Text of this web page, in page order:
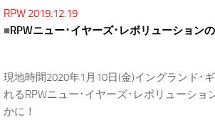
RPW 2019.12.19
■RPWニュー･イヤーズ･レボリューション
現地時間2020年1月10日(金)イングランド･
れるRPWニュー･イヤーズ･レボリューショ
かに！